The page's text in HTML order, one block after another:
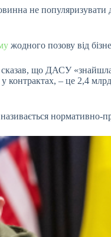
не популяризувати
жодного позову від
що ДАСУ
– це 2,4